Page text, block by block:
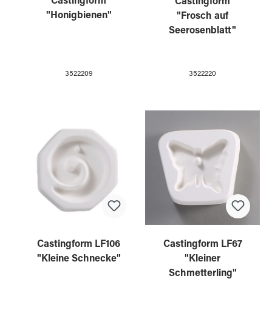
"Honigbienen"
3522209
Castingform
"Frosch auf
Seerosenblatt"
3522220
Castingform LF106
"Kleine Schnecke"
Castingform LF67
"Kleiner
Schmetterling"